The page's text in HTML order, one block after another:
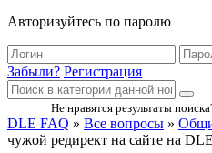
Авторизуйтесь по паролю
Забыли? Регистрация
Не нравятся результаты
DLE FAQ » Все вопросы »
чужой редирект на сайте на